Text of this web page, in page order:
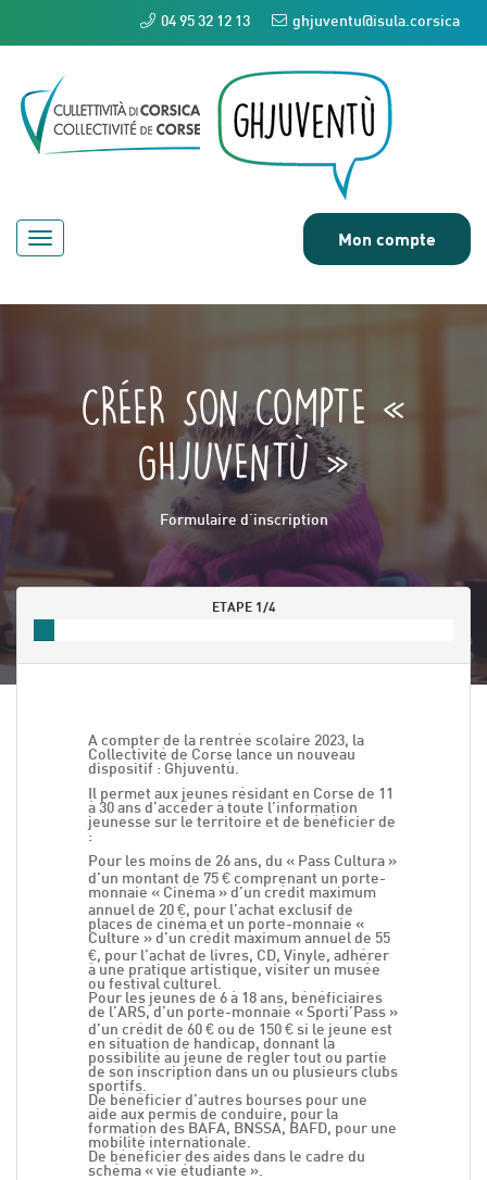
04 95 32 12 13 ghjuventu@isula.corsica
Toggle
navigation
Mon compte
CRÉER SON COMPTE «
GHJUVENTÙ »
Formulaire d'inscription
ETAPE 1/4
A compter de la rentrée scolaire 2023, la
Collectivité de Corse lance un nouveau
dispositif : Ghjuventù.
Il permet aux jeunes résidant en Corse de 11
à 30 ans d’accéder à toute l’information
jeunesse sur le territoire et de bénéficier de
:
Pour les moins de 26 ans, du « Pass Cultura »
d’un montant de 75 € comprenant un porte-
monnaie « Cinéma » d’un crédit maximum
annuel de 20 €, pour l’achat exclusif de
places de cinéma et un porte-monnaie «
Culture » d’un crédit maximum annuel de 55
€, pour l’achat de livres, CD, Vinyle, adhérer
à une pratique artistique, visiter un musée
ou festival culturel.
Pour les jeunes de 6 à 18 ans, bénéficiaires
de l’ARS, d’un porte-monnaie « Sporti’Pass »
d’un crédit de 60 € ou de 150 € si le jeune est
en situation de handicap, donnant la
possibilité au jeune de régler tout ou partie
de son inscription dans un ou plusieurs clubs
sportifs.
De bénéficier d’autres bourses pour une
aide aux permis de conduire, pour la
formation des BAFA, BNSSA, BAFD, pour une
mobilité internationale.
De bénéficier des aides dans le cadre du
schéma « vie étudiante ».